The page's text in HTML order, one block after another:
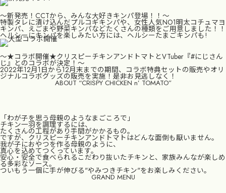
〜新発売！CCTから、みんな大好きキンパ登場！！〜
特製タレに漬け込んだプルコギキンパや、女性人気NO1明太コチュマヨ
キンパ、えごまや野菜キンパなどたくさんの種類をご用意しました！！
ヘルシーにキンパを楽しみたい方には、ヘルシーたまごキンパも!
〜★コラボ開催★クリスピーチキンアンドトマトとVTuber『#にじさん
じ』とのコラボが決定！〜
2022年12月1日から12月末までの期間、コラボ特典セットの販売やオリ
ジナルコラボグッズの販売を実施！是非お見逃しなく！
ABOUT “CRISPY CHICKEN n’ TOMATO”
「わが子を思う母親のようなまごころで」
チキン一羽を調理するには、
たくさんの工程があり手間がかかるもの。
ですが、クリスピーチキンアンドトマトはどんな面倒も厭いません。
我が子におやつを作る母親のように、
真心を込めてつくっています。
安心・安全で食べられるこだわり抜いたチキンと、家族みんなが楽しめ
る多彩なソース。
ついもう一個に手が伸びる"やみつきチキン"をお楽しみください。
GRAND MENU